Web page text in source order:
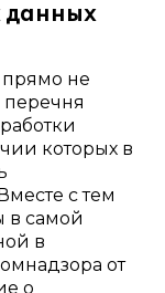
данных
прямо не
которых в
с тем
в самой
в
от
о